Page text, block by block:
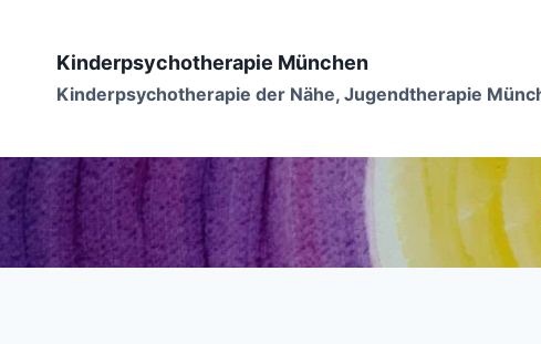
вмістуKinderpsychotherapie München
Kinderpsychotherapie der Nähe, Jugendtherapie